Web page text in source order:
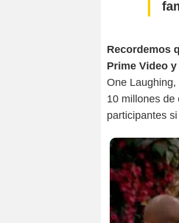
Recordemos
Prime Video
One
10 millones
participantes